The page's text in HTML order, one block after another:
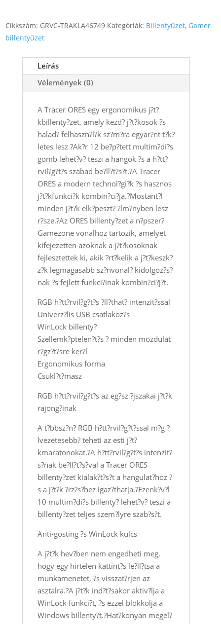
Cikkszám: GRVC-TRAKLA46749 Kategóriák: Billentyűzet, Gamer
billentyűzet
Leírás
Vélemények (0)
A Tracer ORES egy ergonomikus j?t?
kbillenty?zet, amely kezd? j?t?kosok ?s
halad? felhaszn?l?k sz?m?ra egyar?nt t?k?
letes lesz.?Ak?r 12 be?p?tett multim?di?s
gomb lehet?v? teszi a hangok ?s a h?tt?
rvil?g?t?s szabad be?ll?t?s?t.?A Tracer
ORES a modern technol?gi?k ?s hasznos
j?t?kfunkci?k kombin?ci?ja.?Mostant?l
minden j?t?k elk?peszt? ?lm?nyben lesz
r?sze.?Az ORES billenty?zet a n?pszer?
Gamezone vonalhoz tartozik, amelyet
kifejezetten azoknak a j?t?kosoknak
fejlesztettek ki, akik ?rt?kelik a j?t?keszk?
z?k legmagasabb sz?nvonal? kidolgoz?s?
nak ?s fejlett funkci?inak kombin?ci?j?t.
RGB h?tt?rvil?g?t?s ?ll?that? intenzit?ssal
Univerz?lis USB csatlakoz?s
WinLock billenty?
Szellemk?ptelen?t?s ? minden mozdulat
r?gz?t?sre ker?l
Ergonomikus forma
Csukl?t?masz
RGB h?tt?rvil?g?t?s az eg?sz ?jszakai j?t?k
rajong?inak
A t?bbsz?n? RGB h?tt?rvil?g?t?ssal m?g ?
lvezetesebb? teheti az esti j?t?
kmaratonokat.?A h?tt?rvil?g?t?s intenzit?
s?nak be?ll?t?s?val a Tracer ORES
billenty?zet kialak?t?s?t a hangulat?hoz ?
s a j?t?k ?rz?s?hez igaz?thatja.?Ezenk?v?l
10 multim?di?s billenty? lehet?v? teszi a
billenty?zet teljes szem?lyre szab?s?t.
Anti-gosting ?s WinLock kulcs
A j?t?k hev?ben nem engedheti meg,
hogy egy hirtelen kattint?s le?ll?tsa a
munkamenetet, ?s visszat?rjen az
asztalra.?A j?t?k ind?t?sakor aktiv?lja a
WinLock funkci?t, ?s ezzel blokkolja a
Windows billenty?t.?Hat?konyan megel?